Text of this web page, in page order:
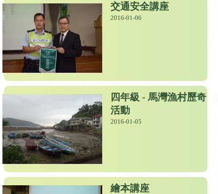
交通安全講座
2016-01-06
四年級 - 馬灣漁村歷奇
活動
2016-01-05
繪本講座